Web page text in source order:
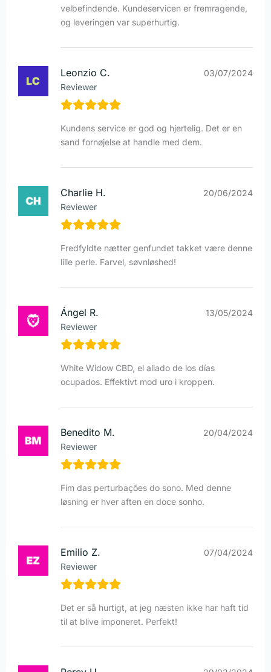
velbefindende. Kundeservicen er fremragende,
og leveringen var superhurtig.
Leonzio C.
Reviewer
03/07/2024
Kundens service er god og hjertelig. Det er en
sand fornøjelse at handle med dem.
Charlie H.
Reviewer
20/06/2024
Fredfyldte nætter genfundet takket være denne
lille perle. Farvel, søvnløshed!
Ángel R.
Reviewer
13/05/2024
White Widow CBD, el aliado de los días
ocupados. Effektivt mod uro i kroppen.
Benedito M.
Reviewer
20/04/2024
Fim das perturbações do sono. Med denne
løsning er hver aften en doce sonho.
Emilio Z.
Reviewer
07/04/2024
Det er så hurtigt, at jeg næsten ikke har haft tid
til at blive imponeret. Perfekt!